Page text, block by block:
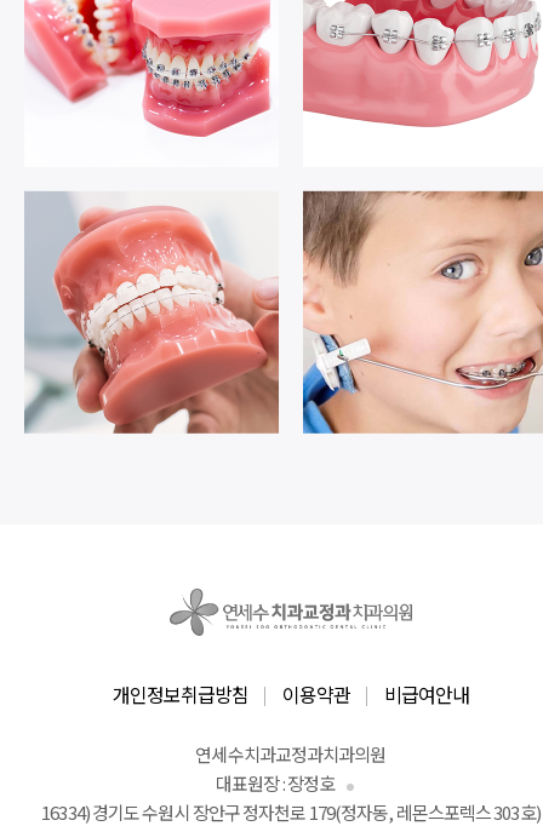
개인정보취급방침 이용약관 비급여안내
연세수치과교정과치과의원
대표원장 : 장정호
16334) 경기도 수원시 장안구 정자천로 179(정자동, 레몬스포렉스 303호)